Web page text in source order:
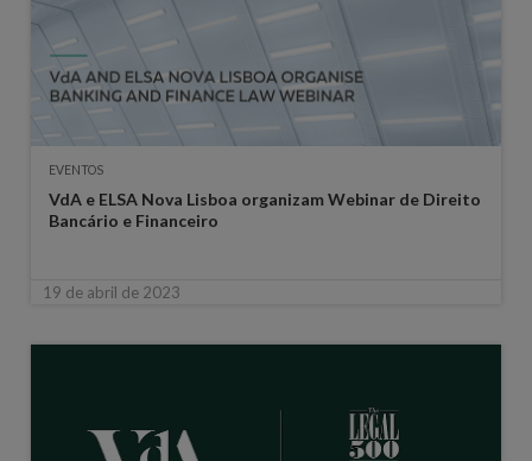
EVENTOS
VdA e ELSA Nova Lisboa organizam Webinar de Direito
Bancário e Financeiro
19 de abril de 2023